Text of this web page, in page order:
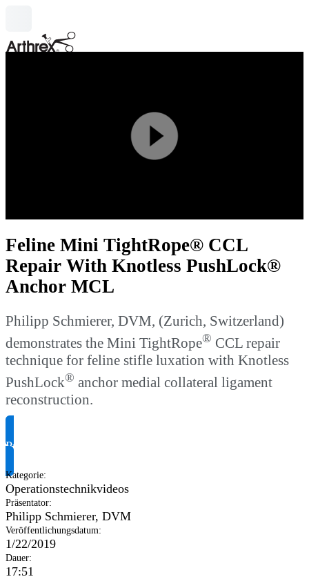
Play
Video
Feline Mini TightRope® CCL
Repair With Knotless PushLock®
Anchor MCL
Philipp Schmierer, DVM, (Zurich, Switzerland)
demonstrates the Mini TightRope® CCL repair
technique for feline stifle luxation with Knotless
PushLock® anchor medial collateral ligament
reconstruction.
Produktinformationen anfragen
Kategorie:
Operationstechnikvideos
Präsentator:
Philipp Schmierer, DVM
Veröffentlichungsdatum:
1/22/2019
Dauer:
17:51